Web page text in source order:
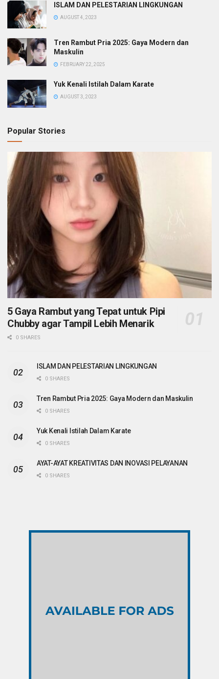
ISLAM DAN PELESTARIAN LINGKUNGAN
AUGUST 4, 2023
Tren Rambut Pria 2025: Gaya Modern dan
Maskulin
FEBRUARY 22, 2025
Yuk Kenali Istilah Dalam Karate
AUGUST 3, 2023
Popular Stories
5 Gaya Rambut yang Tepat untuk Pipi
Chubby agar Tampil Lebih Menarik
0 SHARES
ISLAM DAN PELESTARIAN LINGKUNGAN
0 SHARES
Tren Rambut Pria 2025: Gaya Modern dan Maskulin
0 SHARES
Yuk Kenali Istilah Dalam Karate
0 SHARES
AYAT-AYAT KREATIVITAS DAN INOVASI PELAYANAN
0 SHARES